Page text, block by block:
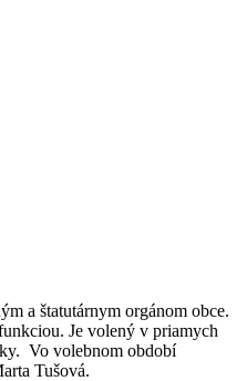
a štatutárnym orgánom obce.
Je volený v priamych
Vo volebnom období
Tušová.